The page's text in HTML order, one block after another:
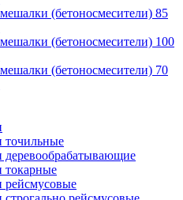
(бетоносмесители) 85
(бетоносмесители) 100
(бетоносмесители) 70
точильные
деревообрабатывающие
токарные
рейсмусовые